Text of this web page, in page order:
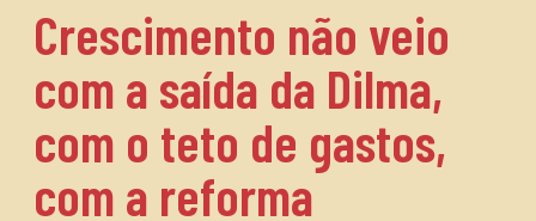
Crescimento não veio
com a saída da Dilma,
com o teto de gastos,
com a reforma